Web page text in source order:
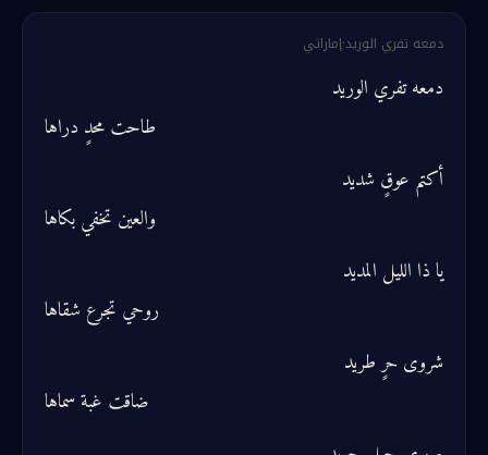
دمعه تفري الوريد·إماراتي
دمعه تفري الوريد
طاحت محدٍ دراها
أكتم عوقٍ شديد
والعين تخفي بكاها
يا ذا الليل المديد
روحي تجرع شقاها
شروى حرٍ طريد
ضاقت غبة سماها